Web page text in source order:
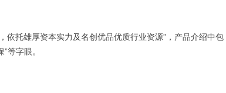
托雄厚资本实力及名创优品优质行业资源”，产品介绍中包
等字眼。